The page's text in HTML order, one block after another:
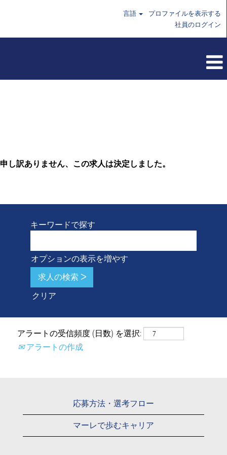
言語
プロファイルを表示する
社員のログイン
キーワードで探す
オプションの表示を増やす
クリア
アラートの受信頻度 (日数) を選択:
アラートの作成
申し訳ありません、この求人は決定しました。
応募方法・選考フロー
マーレで歩むキャリア